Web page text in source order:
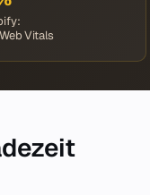
Vitals